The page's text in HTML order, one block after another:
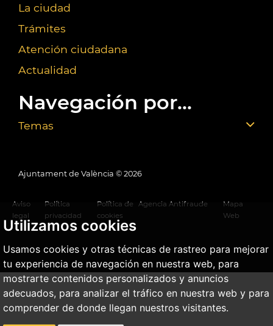
Utilizamos cookies
Usamos cookies y otras técnicas de rastreo para mejorar
tu experiencia de navegación en nuestra web, para
mostrarte contenidos personalizados y anuncios
adecuados, para analizar el tráfico en nuestra web y para
comprender de donde llegan nuestros visitantes.
La ciudad
Trámites
Atención ciudadana
Actualidad
Navegación por...
Temas
Ajuntament de València © 2026
Aviso
legal
Política
privacidad
Política de
cookies
Agencia Antifraude
Mapa
Web